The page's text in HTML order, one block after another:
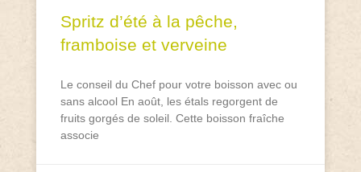
Spritz d’été à la pêche,
framboise et verveine
Le conseil du Chef pour votre boisson avec ou
sans alcool En août, les étals regorgent de
fruits gorgés de soleil. Cette boisson fraîche
associe